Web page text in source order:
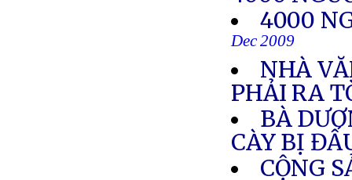
4000
Dec 2009
NHÀ
PHẢI RA
BÀ
CÀY BỊ
CỘNG